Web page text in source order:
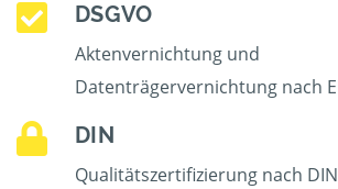
DSGVO
Aktenvernichtung und
Datenträgervernichtung nach
DIN
Qualitätszertifizierung nach DIN